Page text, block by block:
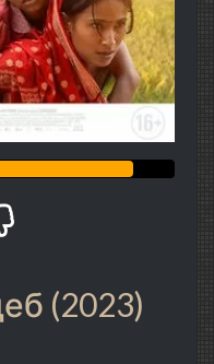
(2023)